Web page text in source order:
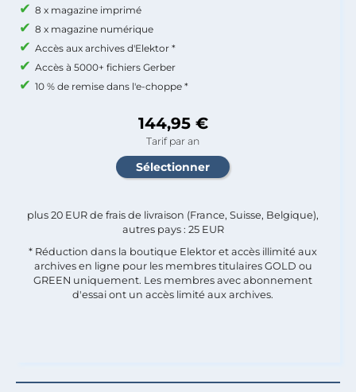
8 x magazine imprimé
8 x magazine numérique
Accès aux archives d'Elektor *
Accès à 5000+ fichiers Gerber
10 % de remise dans l'e-choppe *
144,95 €
Tarif par an
plus 20 EUR de frais de livraison (France, Suisse, Belgique),
autres pays : 25 EUR
* Réduction dans la boutique Elektor et accès illimité aux
archives en ligne pour les membres titulaires GOLD ou
GREEN uniquement. Les membres avec abonnement
d'essai ont un accès limité aux archives.